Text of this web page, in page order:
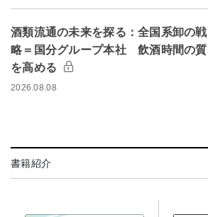
酒類流通の未来を探る：全国系卸の戦
略＝国分グループ本社 飲酒時間の質
を高める
2026.08.08
書籍紹介